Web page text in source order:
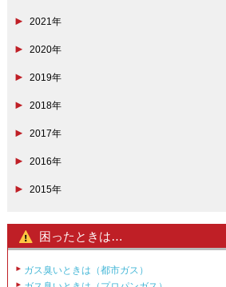
2021年
2020年
2019年
2018年
2017年
2016年
2015年
困ったときは…
ガス臭いときは（都市ガス）